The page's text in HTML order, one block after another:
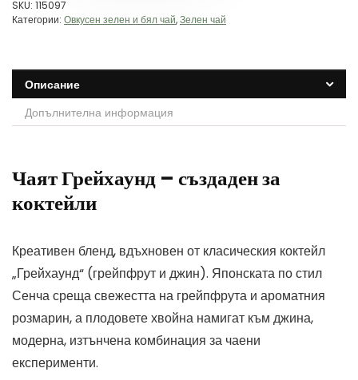
SKU: 115097
Категории: Овкусен зелен и бял чай,Зелен чай
Описание
Допълнителна информация
Чаят Грейхаунд – създаден за
коктейли
Креативен бленд, вдъхновен от класическия коктейл
„Грейхаунд“ (грейпфрут и джин). Японската по стил
Сенча среща свежестта на грейпфрута и ароматния
розмарин, а плодовете хвойна намигат към джина,
модерна, изтънчена комбинация за чаени
експерименти.